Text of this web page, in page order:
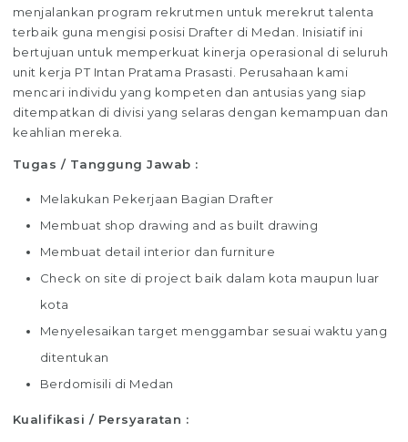
menjalankan program rekrutmen untuk merekrut talenta
terbaik guna mengisi posisi Drafter di Medan. Inisiatif ini
bertujuan untuk memperkuat kinerja operasional di seluruh
unit kerja PT Intan Pratama Prasasti. Perusahaan kami
mencari individu yang kompeten dan antusias yang siap
ditempatkan di divisi yang selaras dengan kemampuan dan
keahlian mereka.
Tugas / Tanggung Jawab :
Melakukan Pekerjaan Bagian Drafter
Membuat shop drawing and as built drawing
Membuat detail interior dan furniture
Check on site di project baik dalam kota maupun luar
kota
Menyelesaikan target menggambar sesuai waktu yang
ditentukan
Berdomisili di Medan
Kualifikasi / Persyaratan :